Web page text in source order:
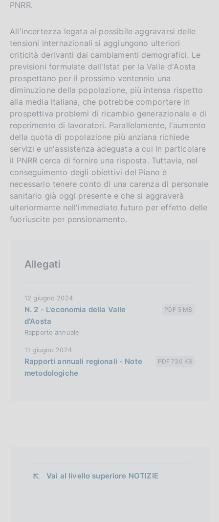
PNRR.
All'incertezza legata al possibile aggravarsi delle
tensioni internazionali si aggiungono ulteriori
criticità derivanti dai cambiamenti demografici. Le
previsioni formulate dall'Istat per la Valle d'Aosta
prospettano per il prossimo ventennio una
diminuzione della popolazione, più intensa rispetto
alla media italiana, che potrebbe comportare in
prospettiva problemi di ricambio generazionale e di
reperimento di lavoratori. Parallelamente, l'aumento
della quota di popolazione più anziana richiede
servizi e un'assistenza adeguata a cui in particolare
il PNRR cerca di fornire una risposta. Tuttavia, nel
conseguimento degli obiettivi del Piano è
necessario tenere conto di una carenza di personale
sanitario già oggi presente e che si aggraverà
ulteriormente nell'immediato futuro per effetto delle
fuoriuscite per pensionamento.
Allegati
12 giugno 2024
N. 2 - L'economia della Valle
d'Aosta
PDF 5 MB
Rapporto annuale
11 giugno 2024
Rapporti annuali regionali - Note
metodologiche
PDF 730 KB
Vai al livello superiore NOTIZIE